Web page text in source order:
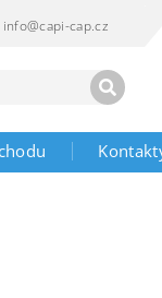
info@capi-cap.cz